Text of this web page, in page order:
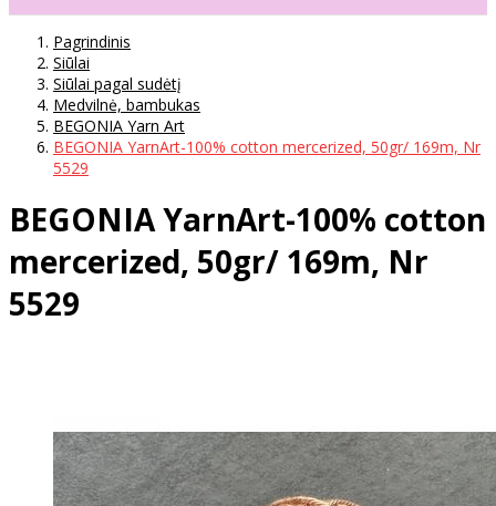
Pagrindinis
Siūlai
Siūlai pagal sudėtį
Medvilnė, bambukas
BEGONIA Yarn Art
BEGONIA YarnArt-100% cotton mercerized, 50gr/ 169m, Nr
5529
BEGONIA YarnArt-100% cotton
mercerized, 50gr/ 169m, Nr
5529